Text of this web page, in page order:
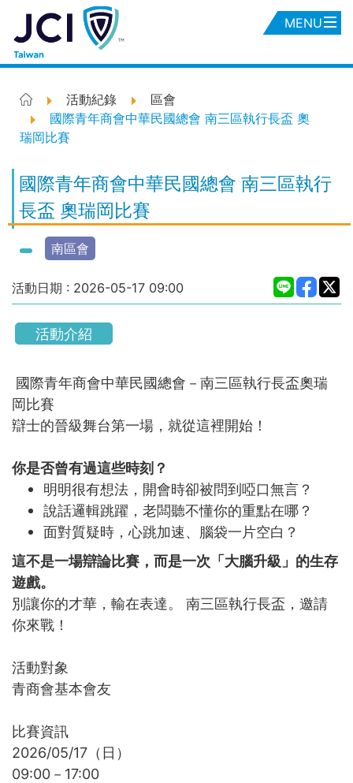
MENU
活動紀錄
區會
國際青年商會中華民國總會 南三區執行長盃 奧
瑞岡比賽
國際青年商會中華民國總會 南三區執行
長盃 奧瑞岡比賽
南區會
活動日期 : 2026-05-17 09:00
活動介紹
國際青年商會中華民國總會－南三區執行長盃奧瑞
岡比賽
辯士的晉級舞台第一場，就從這裡開始！
你是否曾有過這些時刻？
明明很有想法，開會時卻被問到啞口無言？
說話邏輯跳躍，老闆聽不懂你的重點在哪？
面對質疑時，心跳加速、腦袋一片空白？
這不是一場辯論比賽，而是一次「大腦升級」的生存
遊戲。
別讓你的才華，輸在表達。 南三區執行長盃，邀請
你來戰！
活動對象
青商會基本會友
比賽資訊
2026/05/17（日）
09:00－17:00